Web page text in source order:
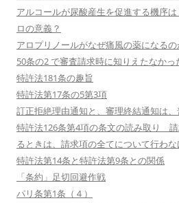
アルコールが尿酸産生を促進する機序
ロの意義？
アロプリノールがなぜ痛風の薬になる
50条の2 で審査請求時に知りえたなか
特許法181条の趣旨
特許法第17条の5第3項
訂正拒絶理由通知と、審理終結通知は
特許法126条第4項の条文の読み取り
るときは、請求項の全てについて行わ
特許法第14条と特許法第9条との関係
「条約」足切回避作戦
パリ条第1条（４）